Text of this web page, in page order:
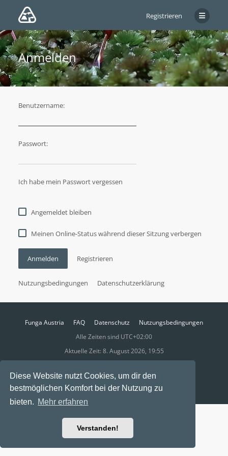
Diese Website nutzt Cookies, um dir den
bestmöglichen Komfort bei der Nutzung zu
bieten. Mehr erfahren
Verstanden!
Registrieren
Anmelden
Benutzername:
Passwort:
Ich habe mein Passwort vergessen
Angemeldet bleiben
Meinen Online-Status während dieser Sitzung verbergen
Anmelden Registrieren
Nutzungsbedingungen Datenschutzerklärung
Funga Austria FAQ Datenschutz
Nutzungsbedingungen
Alle Zeiten sind UTC+02:00
Aktuelle Zeit: 8. August 2026, 19:55
Ravaio Theme byGramziu